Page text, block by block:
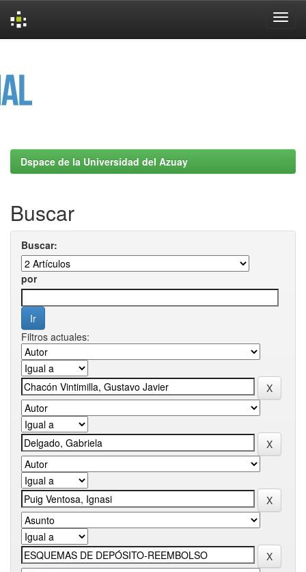
Dspace de la Universidad del Azuay
Buscar
Buscar:
por
Filtros actuales: